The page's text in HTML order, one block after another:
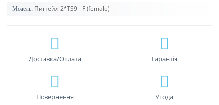
Модель: Пигтейл 2*TS9 - F (female)
Доставка/Оплата Гарантiя
Повернення Угода